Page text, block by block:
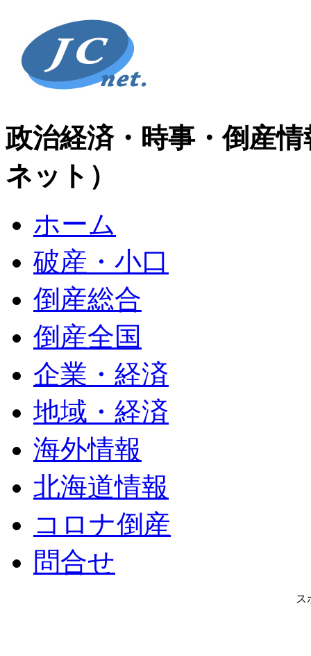
政治経済・時事・倒産
ネット）
ホーム
破産・小口
倒産総合
倒産全国
企業・経済
地域・経済
海外情報
北海道情報
コロナ倒産
問合せ
ス